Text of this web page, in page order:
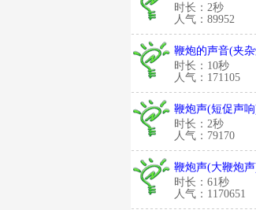
时长：2秒
人气：89952
鞭炮的声音(夹
时长：10秒
人气：171105
鞭炮声(短促声
时长：2秒
人气：79170
鞭炮声(大鞭炮
时长：61秒
人气：1170651